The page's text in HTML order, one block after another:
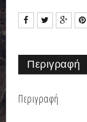
Περιγραφή
Περιγραφή